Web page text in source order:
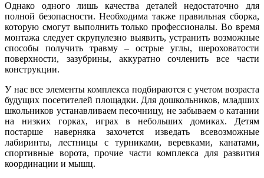
Однако одного лишь качества деталей недостаточно для
полной безопасности. Необходима также правильная сборка,
которую смогут выполнить только профессионалы. Во время
монтажа следует скрупулезно выявить, устранить возможные
способы получить травму – острые углы, шероховатости
поверхности, зазубрины, аккуратно сочленить все части
конструкции.
У нас все элементы комплекса подбираются с учетом возраста
будущих посетителей площадки. Для дошкольников, младших
школьников устанавливаем песочницу, не забываем о катании
на низких горках, играх в небольших домиках. Детям
постарше наверняка захочется изведать всевозможные
лабиринты, лестницы с турниками, веревками, канатами,
спортивные ворота, прочие части комплекса для развития
координации и мышц.